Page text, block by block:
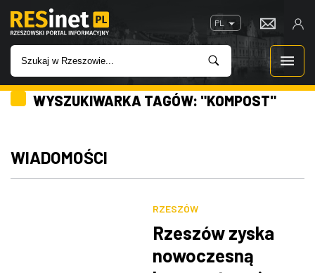
PL
WIADOMOŚCI
INWESTYCJE
WYSZUKIWARKA TAGÓW: "KOMPOST"
WIADOMOŚCI
RZESZÓW
Rzeszów zyska
nowoczesną